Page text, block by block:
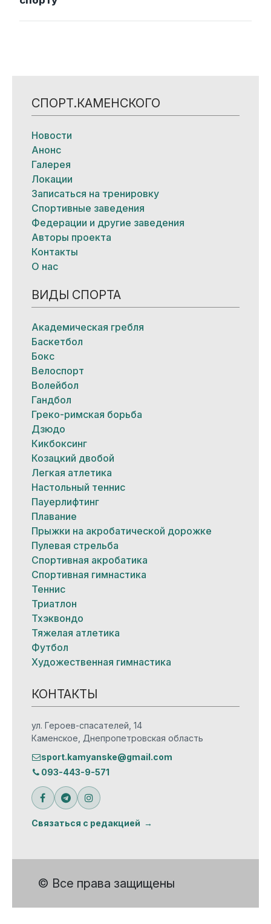
СПОРТ.КАМЕНСКОГО
Новости
Анонс
Галерея
Локации
Записаться на тренировку
Спортивные заведения
Федерации и другие заведения
Авторы проекта
Контакты
О нас
ВИДЫ СПОРТА
Академическая гребля
Баскетбол
Бокс
Велоспорт
Волейбол
Гандбол
Греко-римская борьба
Дзюдо
Кикбоксинг
Козацкий двобой
Легкая атлетика
Настольный теннис
Пауерлифтинг
Плавание
Прыжки на акробатической дорожке
Пулевая стрельба
Спортивная акробатика
Спортивная гимнастика
Теннис
Триатлон
Тхэквондо
Тяжелая атлетика
Футбол
Художественная гимнастика
КОНТАКТЫ
ул. Героев-спасателей, 14
Каменское, Днепропетровская область
sport.kamyanske@gmail.com
093-443-9-571
Связаться с редакцией
© Все права защищены